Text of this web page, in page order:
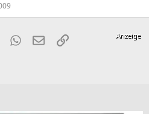
WhatsApp
E-MailLink